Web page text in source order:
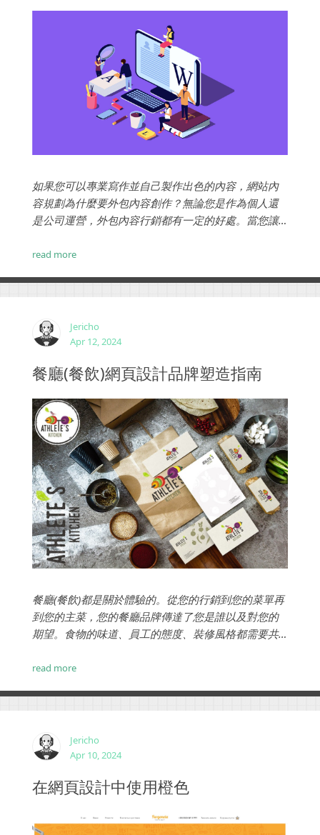
如果您可以專業寫作並自己製作出色的內容，網站內
容規劃為什麼要外包內容創作？無論您是作為個人還
是公司運營，外包內容行銷都有一定的好處。當您讓
產生的任何額外成本。...
read more
Jericho
Apr 12, 2024
餐廳(餐飲)網頁設計品牌塑造指南
餐廳(餐飲)都是關於體驗的。從您的行銷到您的菜單再
到您的主菜，您的餐廳品牌傳達了您是誰以及對您的
期望。食物的味道、員工的態度、裝修風格都需要共
read more
Jericho
Apr 10, 2024
在網頁設計中使用橙色